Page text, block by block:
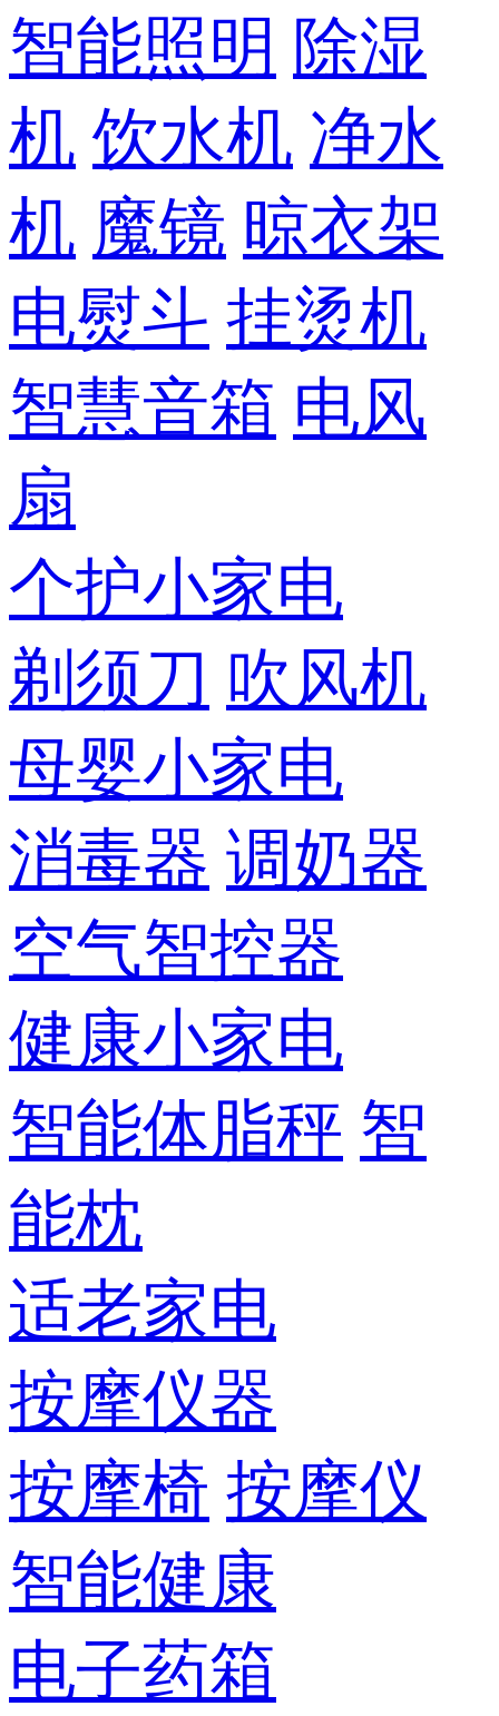
智能照明 除湿
机 饮水机 净水
机 魔镜 晾衣架
电熨斗 挂烫机
智慧音箱 电风
扇
个护小家电
剃须刀 吹风机
母婴小家电
消毒器 调奶器
空气智控器
健康小家电
智能体脂秤 智
能枕
适老家电
按摩仪器
按摩椅 按摩仪
智能健康
电子药箱